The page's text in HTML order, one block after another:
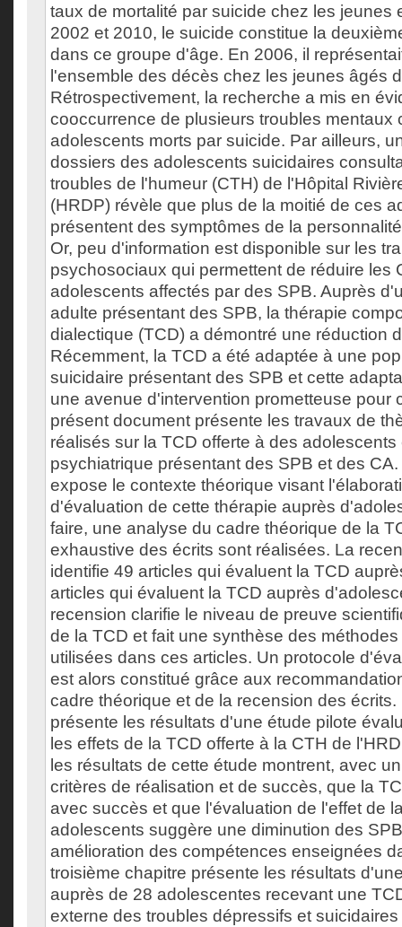
taux de mortalité par suicide chez les jeunes
2002 et 2010, le suicide constitue la
dans ce groupe d'âge. En 2006, il
l'ensemble des décès chez les jeunes âgés
Rétrospectivement, la recherche a mis en
cooccurrence de plusieurs troubles mentaux
adolescents morts par suicide. Par ailleurs,
dossiers des adolescents suicidaires
troubles de l'humeur (CTH) de l'Hôpital
(HRDP) révèle que plus de la moitié de ces
présentent des symptômes de la
Or, peu d'information est disponible sur les
psychosociaux qui permettent de réduire les
adolescents affectés par des SPB. Auprès
adulte présentant des SPB, la thérapie
dialectique (TCD) a démontré une réduction
Récemment, la TCD a été adaptée à une
suicidaire présentant des SPB et cette
une avenue d'intervention prometteuse pour
présent document présente les travaux de
réalisés sur la TCD offerte à des adolescents
psychiatrique présentant des SPB et des
expose le contexte théorique visant
d'évaluation de cette thérapie auprès
faire, une analyse du cadre théorique de la
exhaustive des écrits sont réalisées. La
identifie 49 articles qui évaluent la TCD
articles qui évaluent la TCD auprès
recension clarifie le niveau de preuve
de la TCD et fait une synthèse des
utilisées dans ces articles. Un protocole
est alors constitué grâce aux
cadre théorique et de la recension des
présente les résultats d'une étude pilote
les effets de la TCD offerte à la CTH de
les résultats de cette étude montrent, avec
critères de réalisation et de succès, que la
avec succès et que l'évaluation de l'effet de
adolescents suggère une diminution des
amélioration des compétences enseignées
troisième chapitre présente les résultats
auprès de 28 adolescentes recevant une
externe des troubles dépressifs et